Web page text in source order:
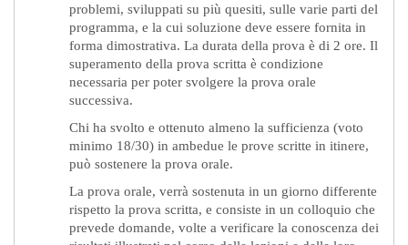
problemi, sviluppati su più quesiti, sulle varie parti del
programma, e la cui soluzione deve essere fornita in
forma dimostrativa. La durata della prova è di 2 ore. Il
superamento della prova scritta è condizione
necessaria per poter svolgere la prova orale
successiva.
Chi ha svolto e ottenuto almeno la sufficienza (voto
minimo 18/30) in ambedue le prove scritte in itinere,
può sostenere la prova orale.
La prova orale, verrà sostenuta in un giorno differente
rispetto la prova scritta, e consiste in un colloquio che
prevede domande, volte a verificare la conoscenza dei